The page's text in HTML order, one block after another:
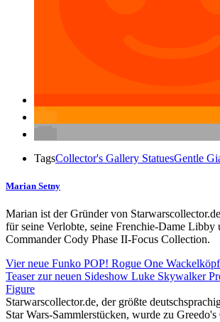
TagsCollector's Gallery StatuesGentle
Marian Setny
Marian ist der Gründer von
für seine Verlobte, seine Frenchie-Dame Libby
Commander Cody Phase II-Focus Collection.
Vier neue Funko POP! Rogue One
Teaser zur neuen Sideshow Luke Skywalker
Figure
Starwarscollector.de, der größte
Star Wars-Sammlerstücken, wurde zu Greedo's